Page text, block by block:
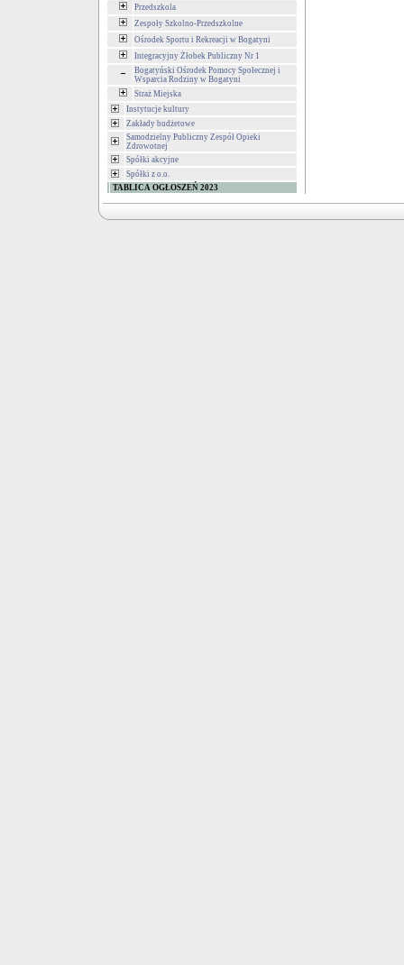
Przedszkola
Zespoły Szkolno-Przedszkolne
Ośrodek Sportu i Rekreacji w Bogatyni
Integracyjny Żłobek Publiczny Nr 1
Bogatyński Ośrodek Pomocy Społecznej i
Wsparcia Rodziny w Bogatyni
Straż Miejska
Instytucje kultury
Zakłady budżetowe
Samodzielny Publiczny Zespół Opieki
Zdrowotnej
Spółki akcyjne
Spółki z o.o.
TABLICA OGŁOSZEŃ 2023